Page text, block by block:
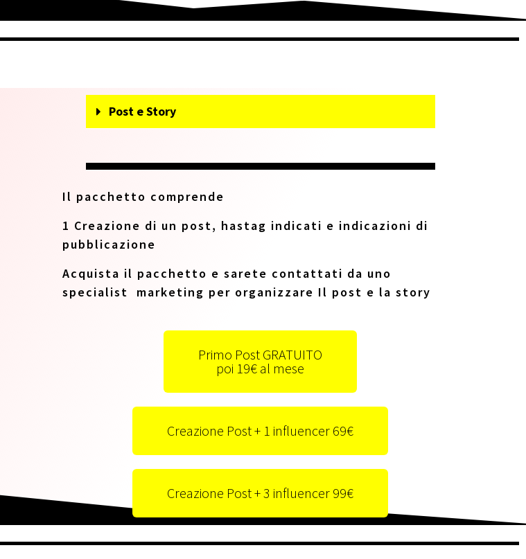
Post e Story
Il pacchetto comprende
1 Creazione di un post, hastag indicati e indicazioni di
pubblicazione
Acquista il pacchetto e sarete contattati da uno
specialist marketing per organizzare Il post e la story
Primo Post GRATUITO
poi 19€ al mese
Creazione Post + 1 influencer 69€
Creazione Post + 3 influencer 99€